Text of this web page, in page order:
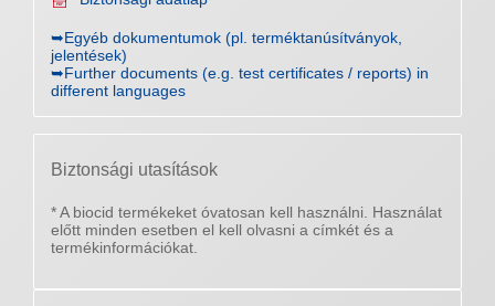
➥Egyéb dokumentumok (pl. terméktanúsítványok,
jelentések)
➥Further documents (e.g. test certificates / reports) in
different languages
Biztonsági utasítások
* A biocid termékeket óvatosan kell használni. Használat
előtt minden esetben el kell olvasni a címkét és a
termékinformációkat.